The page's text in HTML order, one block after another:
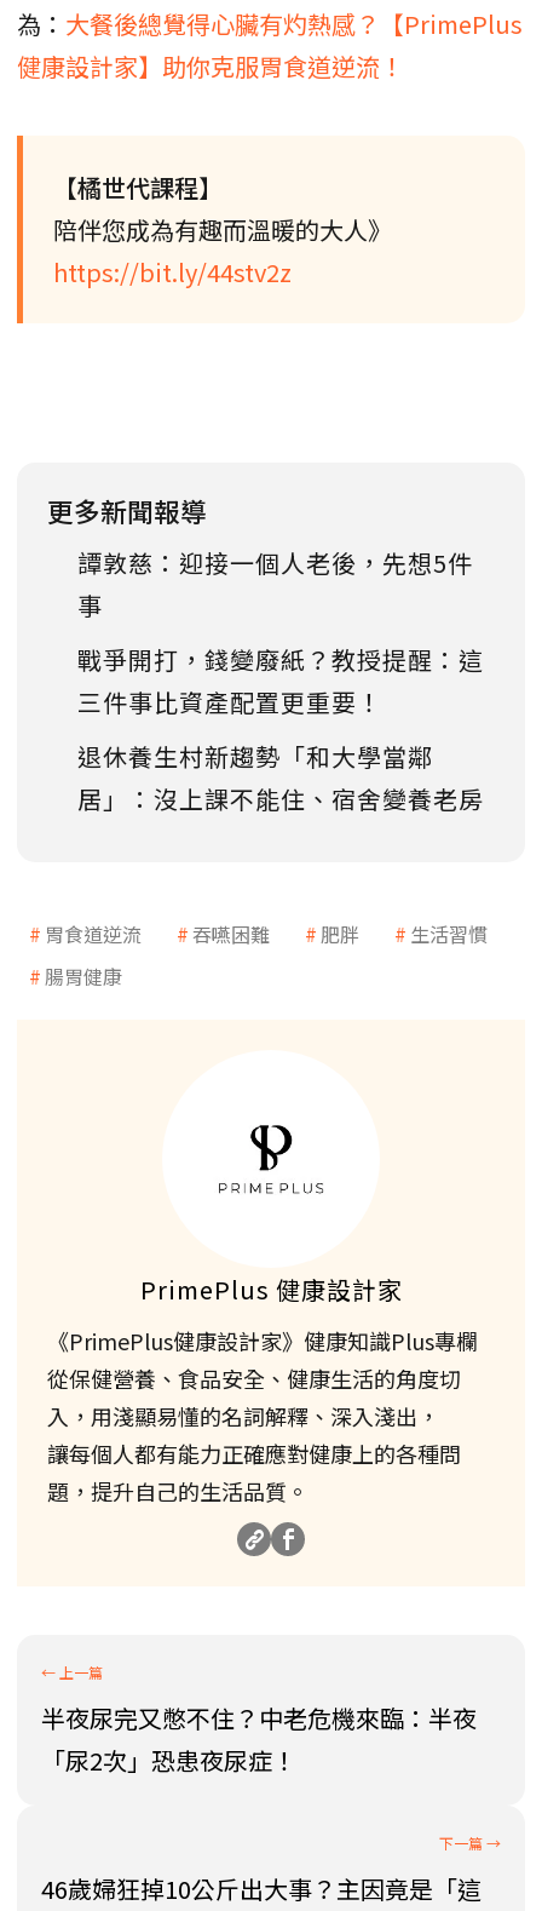
為： 大餐後總覺得心臟有灼熱感？【PrimePlus
健康設計家】助你克服胃食道逆流！
【橘世代課程】
陪伴您成為有趣而溫暖的大人》
https://bit.ly/44stv2z
更多新聞報導
譚敦慈：迎接一個人老後，先想5件
事
戰爭開打，錢變廢紙？教授提醒：這
三件事比資產配置更重要！
退休養生村新趨勢「和大學當鄰
居」：沒上課不能住、宿舍變養老房
胃食道逆流 吞嚥困難 肥胖
生活習慣
腸胃健康
PrimePlus 健康設計家
《PrimePlus健康設計家》健康知識Plus專欄
從保健營養、食品安全、健康生活的角度切
入，用淺顯易懂的名詞解釋、深入淺出，
讓每個人都有能力正確應對健康上的各種問
題，提升自己的生活品質。
半夜尿完又憋不住？中老危機來臨：半夜
「尿2次」恐患夜尿症！
46歲婦狂掉10公斤出大事？主因竟是「這